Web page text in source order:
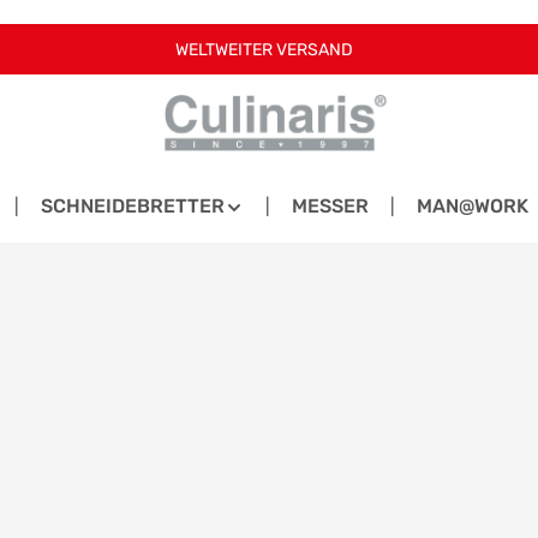
WELTWEITER VERSAND
SCHNEIDEBRETTER MESSER MAN@WORK